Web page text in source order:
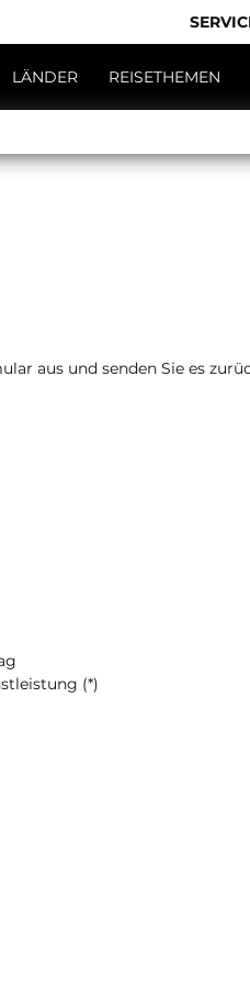
LÄNDER REISETHEMEN
aus und senden Sie es
(*)